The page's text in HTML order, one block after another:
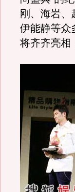
刚、海岩
伊能静等众
将齐齐亮相